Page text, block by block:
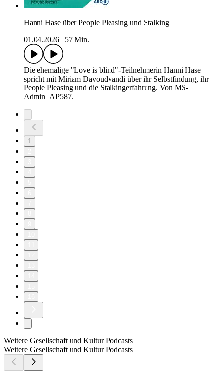
Hanni Hase über People Pleasing und Stalking
01.04.2026
57 Min.
Die ehemalige "Love is blind"-Teilnehmerin Hanni Hase
spricht mit Miriam Davoudvandi über ihr Selbstfindung, ihr
People Pleasing und die Stalkingerfahrung. Von MS-
Admin_AP587.
1
Weitere Gesellschaft und Kultur Podcasts
Weitere Gesellschaft und Kultur Podcasts